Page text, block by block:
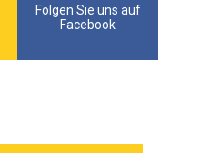
Folgen Sie uns auf
Facebook